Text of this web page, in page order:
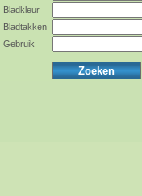
Bladkleur
Bladtakken
Gebruik